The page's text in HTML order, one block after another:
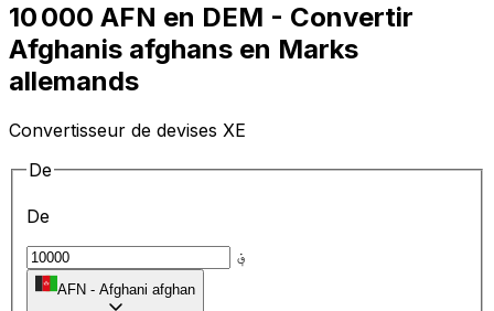
10 000 AFN en DEM - Convertir
Afghanis afghans en Marks
allemands
Convertisseur de devises XE
De
De
؋
AFN - Afghani afghan